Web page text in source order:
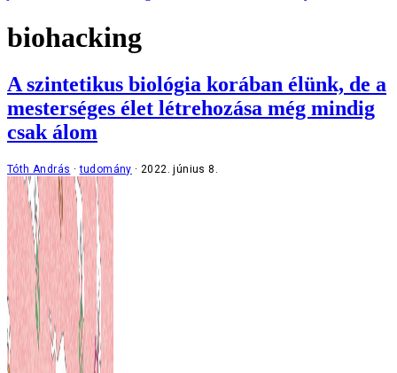
biohacking
A szintetikus biológia korában élünk, de a
mesterséges élet létrehozása még mindig
csak álom
Tóth András tudomány 2022. június 8.